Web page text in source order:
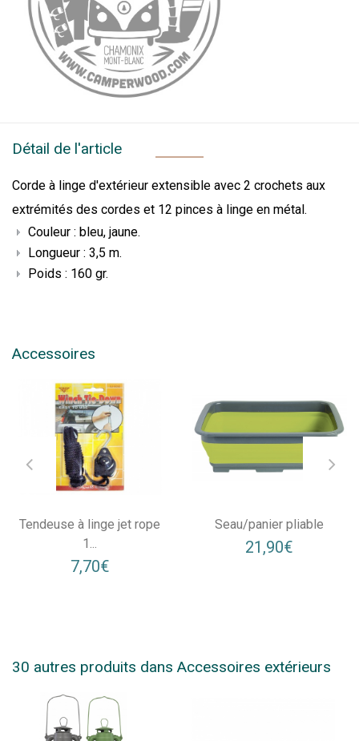
Détail de l'article
Corde à linge d'extérieur extensible avec 2 crochets aux
extrémités des cordes et 12 pinces à linge en métal.
Couleur : bleu, jaune.
Longueur : 3,5 m.
Poids : 160 gr.
Accessoires
Tendeuse à linge jet rope
1...
7,70€
Seau/panier pliable
21,90€
30 autres produits dans Accessoires extérieurs